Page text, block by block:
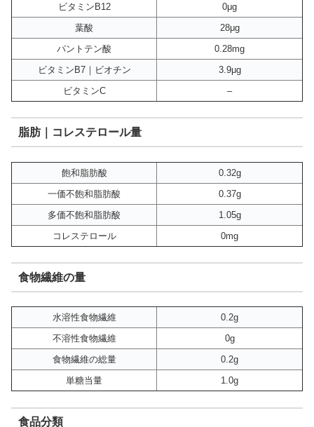
ビタミンB12
0μg
葉酸
28μg
パントテン酸
0.28mg
ビタミンB7｜ビオチン
3.9μg
ビタミンC
–
脂肪｜コレステロール量
飽和脂肪酸
0.32g
一価不飽和脂肪酸
0.37g
多価不飽和脂肪酸
1.05g
コレステロール
0mg
食物繊維の量
水溶性食物繊維
0.2g
不溶性食物繊維
0g
食物繊維の総量
0.2g
単糖当量
1.0g
食品分類